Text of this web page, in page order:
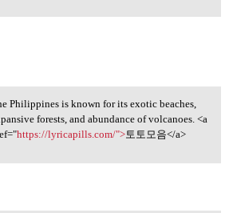
Philippines is known for
Philippines is known for its exotic beaches,
forests, and abundance of volcanoes. <a
https://lyricapills.com/">토토모음</a>